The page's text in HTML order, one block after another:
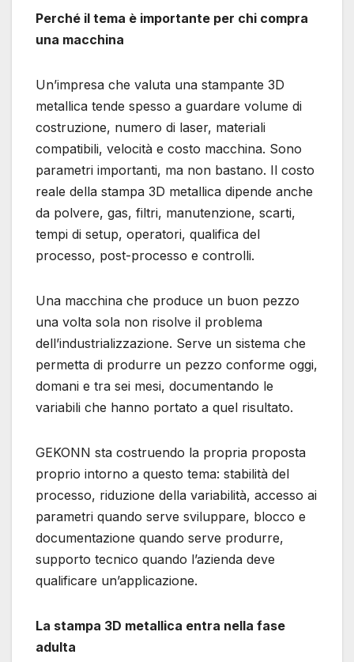
Perché il tema è importante per chi compra
una macchina
Un’impresa che valuta una stampante 3D
metallica tende spesso a guardare volume di
costruzione, numero di laser, materiali
compatibili, velocità e costo macchina. Sono
parametri importanti, ma non bastano. Il costo
reale della stampa 3D metallica dipende anche
da polvere, gas, filtri, manutenzione, scarti,
tempi di setup, operatori, qualifica del
processo, post-processo e controlli.
Una macchina che produce un buon pezzo
una volta sola non risolve il problema
dell’industrializzazione. Serve un sistema che
permetta di produrre un pezzo conforme oggi,
domani e tra sei mesi, documentando le
variabili che hanno portato a quel risultato.
GEKONN sta costruendo la propria proposta
proprio intorno a questo tema: stabilità del
processo, riduzione della variabilità, accesso ai
parametri quando serve sviluppare, blocco e
documentazione quando serve produrre,
supporto tecnico quando l’azienda deve
qualificare un’applicazione.
La stampa 3D metallica entra nella fase
adulta